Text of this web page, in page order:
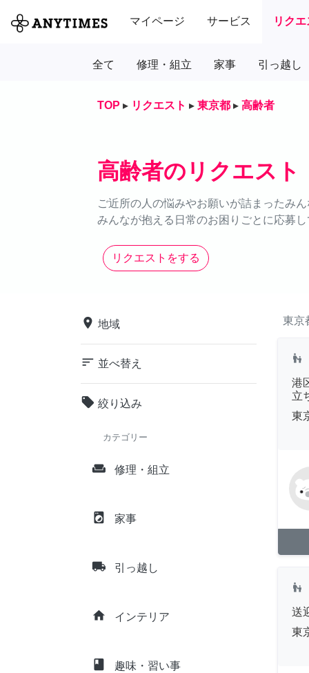
マイページ サービス リク
全て 修理・組立 家事 引っ越し
TOP ▸ リクエスト ▸ 東京都 ▸ 高齢者
高齢者のリクエスト
ご近所の人の悩みやお願いが詰まったみ
みんなが抱える日常のお困りごとに応募
リクエストをする
place 地域
sort 並べ替え
local_offer 絞り込み
カテゴリー
weekend 修理・組立
local_laundry_service 家事
local_shipping 引っ越し
home インテリア
class 趣味・習い事
東京
escalator_warning
港
立
東
escalator_warning
送
東